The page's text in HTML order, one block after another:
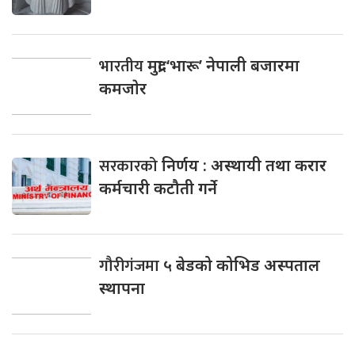
भारतीयमुद्रा ‘भारू’ नेपाली बजारमा
कमजाेर
सरकारकोनिर्णय : अस्थायी तथा करार
कर्मचारी कटौती गर्ने
गौरीगंजमा ५ बेडको कोभिड अस्पताल
स्थापना